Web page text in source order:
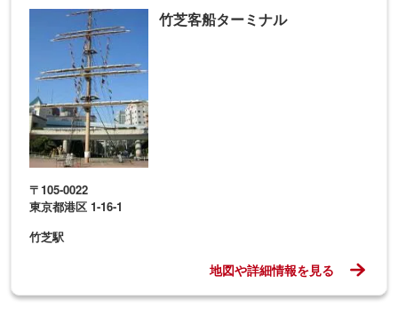
竹芝客船ターミナル
〒105-0022
東京都港区 1-16-1
竹芝駅
地図や詳細情報を見る